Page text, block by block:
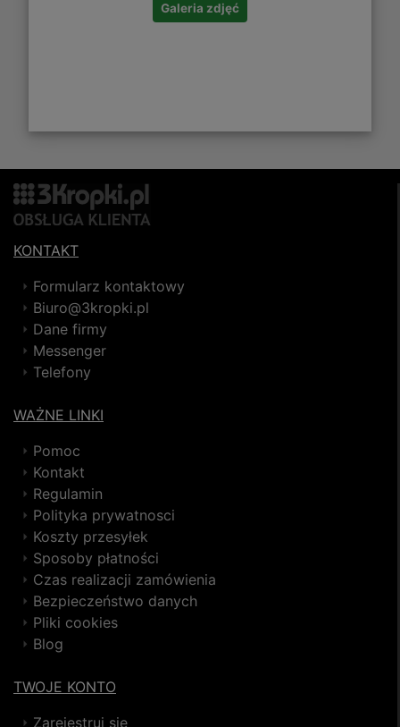
Galeria zdjęć
KONTAKT
Formularz kontaktowy
Biuro@3kropki.pl
Dane firmy
Messenger
Telefony
WAŻNE LINKI
Pomoc
Kontakt
Regulamin
Polityka prywatnosci
Koszty przesyłek
Sposoby płatności
Czas realizacji zamówienia
Bezpieczeństwo danych
Pliki cookies
Blog
TWOJE KONTO
Zarejestruj się